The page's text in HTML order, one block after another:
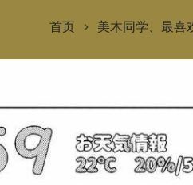
首页 美木同学、最喜